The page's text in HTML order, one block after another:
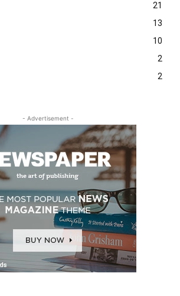
21
13
10
2
2
- Advertisement -